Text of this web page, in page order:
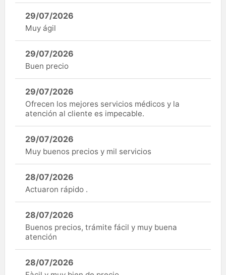
29/07/2026
Muy ágil
29/07/2026
Buen precio
29/07/2026
Ofrecen los mejores servicios médicos y la
atención al cliente es impecable.
29/07/2026
Muy buenos precios y mil servicios
28/07/2026
Actuaron rápido .
28/07/2026
Buenos precios, trámite fácil y muy buena
atención
28/07/2026